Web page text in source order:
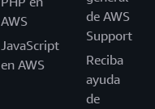
AWS
JavaScript
en AWS
de AWS
Support
Reciba
ayuda
de